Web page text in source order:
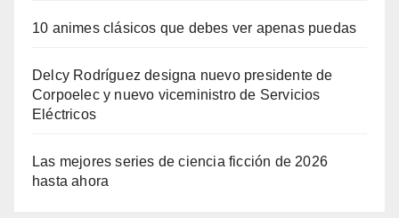
10 animes clásicos que debes ver apenas puedas
Delcy Rodríguez designa nuevo presidente de
Corpoelec y nuevo viceministro de Servicios
Eléctricos
Las mejores series de ciencia ficción de 2026
hasta ahora